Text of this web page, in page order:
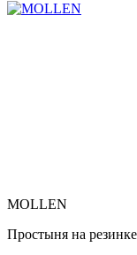
MOLLEN
Простыня на